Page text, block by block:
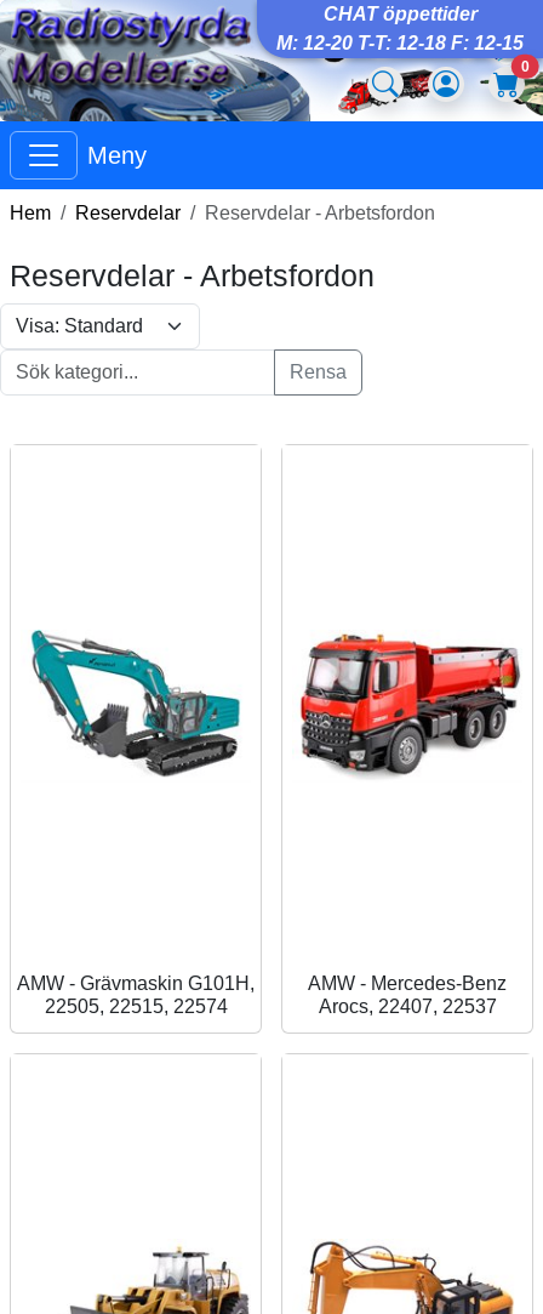
CHAT öppettider
M: 12-20 T-T: 12-18 F: 12-15
0
Meny
Hem Reservdelar Reservdelar - Arbetsfordon
Reservdelar - Arbetsfordon
Rensa
AMW - Grävmaskin G101H,
22505, 22515, 22574
AMW - Mercedes-Benz
Arocs, 22407, 22537